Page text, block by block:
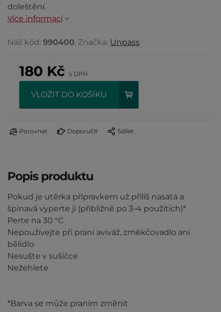
doleštění.
Více informací
Náš kód: 990400, Značka: Unpass
180 Kč s DPH
VLOŽIT DO KOŠÍKU
Porovnat Doporučit Sdílet
Popis produktu
Pokud je utěrka přípravkem už příliš nasátá a
špinavá vyperte ji (přibližně po 3-4 použitích)*
Perte na 30 °C
Nepoužívejte při praní aviváž, změkčovadlo ani
bělidlo
Nesušte v sušičce
Nežehlete
*Barva se může praním změnit